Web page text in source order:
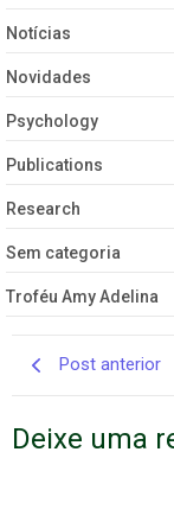
Notícias
Novidades
Psychology
Publications
Research
Sem categoria
Troféu Amy Adelina
Post anterior
Deixe uma